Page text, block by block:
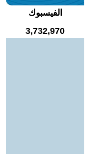
الفيسبوك
3,732,970